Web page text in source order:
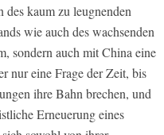
des kaum zu leugnenden
wie auch des wachsenden
sondern auch mit China eine
nur eine Frage der Zeit, bis
ihre Bahn brechen, und
Erneuerung eines